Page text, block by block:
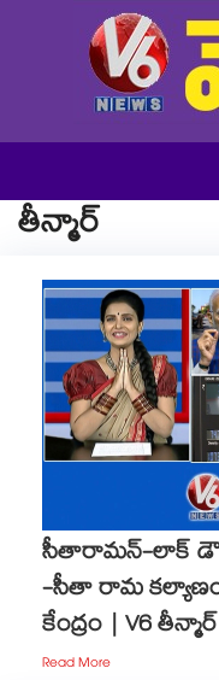
తీన్మార్
సీతారామన్-లాక్
-సీతా రామ కల్యాణం
కేంద్రం | V6 తీన్మార్
Read More